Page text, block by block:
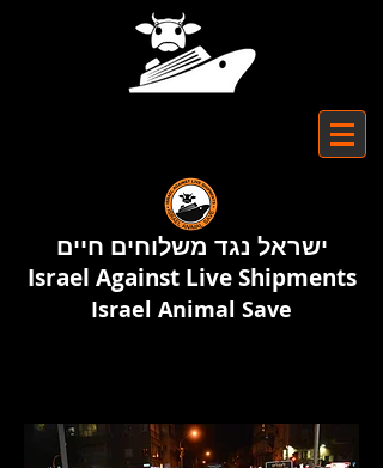
ישראל נגד משלוחים חיים
Israel Against Live Shipments
Israel Animal Save